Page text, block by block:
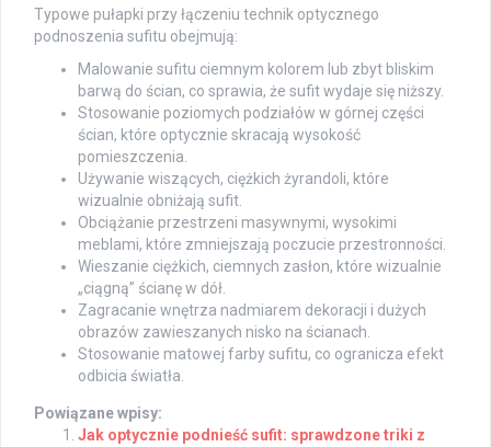
Typowe pułapki przy łączeniu technik optycznego
podnoszenia sufitu obejmują:
Malowanie sufitu ciemnym kolorem lub zbyt bliskim
barwą do ścian, co sprawia, że sufit wydaje się niższy.
Stosowanie poziomych podziałów w górnej części
ścian, które optycznie skracają wysokość
pomieszczenia.
Używanie wiszących, ciężkich żyrandoli, które
wizualnie obniżają sufit.
Obciążanie przestrzeni masywnymi, wysokimi
meblami, które zmniejszają poczucie przestronności.
Wieszanie ciężkich, ciemnych zasłon, które wizualnie
„ciągną” ścianę w dół.
Zagracanie wnętrza nadmiarem dekoracji i dużych
obrazów zawieszanych nisko na ścianach.
Stosowanie matowej farby sufitu, co ogranicza efekt
odbicia światła.
Powiązane wpisy:
Jak optycznie podnieść sufit: sprawdzone triki z